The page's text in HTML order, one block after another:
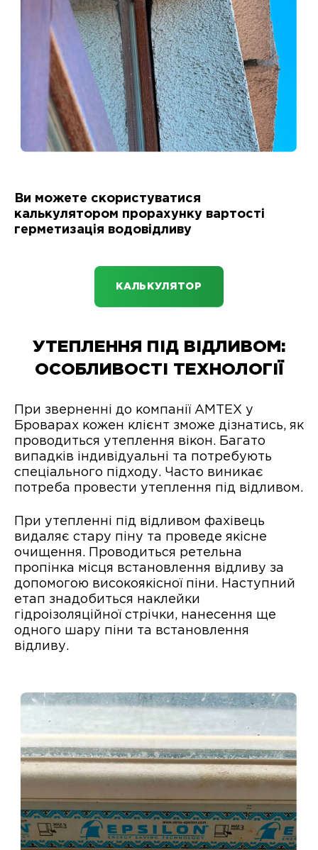
Ви можете скористуватися
калькулятором прорахунку вартості
герметизація водовідливу
КАЛЬКУЛЯТОР
УТЕПЛЕННЯ ПІД ВІДЛИВОМ:
ОСОБЛИВОСТІ ТЕХНОЛОГІЇ
При зверненні до компанії АМТЕХ у
Броварах кожен клієнт зможе дізнатись, як
проводиться утеплення вікон. Багато
випадків індивідуальні та потребують
спеціального підходу. Часто виникає
потреба провести утеплення під відливом.
При утепленні під відливом фахівець
видаляє стару піну та проведе якісне
очищення. Проводиться ретельна
пропінка місця встановлення відливу за
допомогою високоякісної піни. Наступний
етап знадобиться наклейки
гідроізоляційної стрічки, нанесення ще
одного шару піни та встановлення
відливу.